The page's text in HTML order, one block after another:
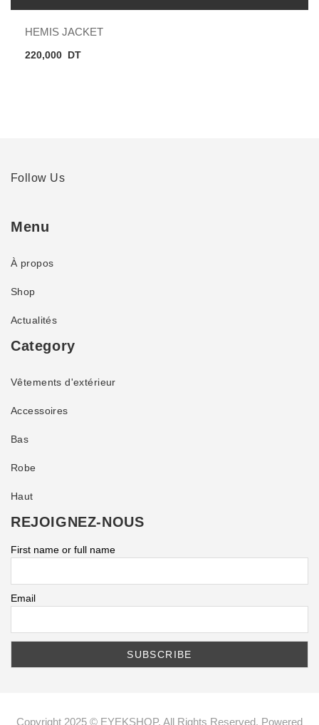
HEMIS JACKET
220,000 DT
Follow Us
Menu
À propos
Shop
Actualités
Category
Vêtements d'extérieur
Accessoires
Bas
Robe
Haut
REJOIGNEZ-NOUS
First name or full name
Email
Copyright 2025 © EYEKSHOP. All Rights Reserved. Powered